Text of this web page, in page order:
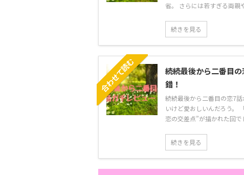
省。 さらには若すぎる両親
続きを見る
合わせて読む
続続最後から二番目
錯！
続続最後から二番目の恋7
いけど愛おしいんだろう。
恋の交差点”が描かれた回で
続きを見る